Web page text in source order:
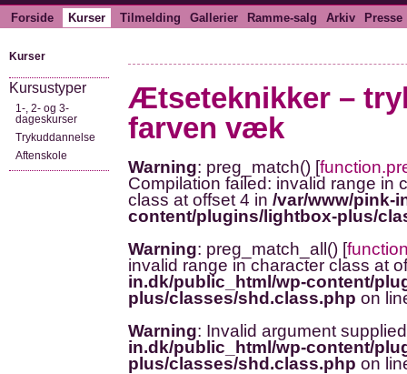
Forside Kurser Tilmelding Gallerier Ramme-salg Arkiv Presse
Ætseteknikker –
farven væk
Warning: preg_match() [
Compilation failed: invalid range in
class at offset 4 in /var/www/pink-
content/plugins/lightbox-plus/
Warning: preg_match_all() [
invalid range in character class at
in.dk/public_html/wp-content/
plus/classes/shd.class.php on
Warning: Invalid argument
in.dk/public_html/wp-content/
plus/classes/shd.class.php on
Kurser
Kursustyper
1-, 2- og 3-
dageskurser
Trykuddannelse
Aftenskole